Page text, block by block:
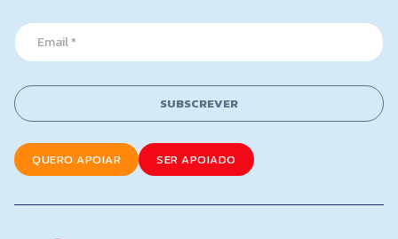
*
E
a
i
l
E
m
a
l
*
SUBSCREVER
QUERO APOIAR SER APOIADO